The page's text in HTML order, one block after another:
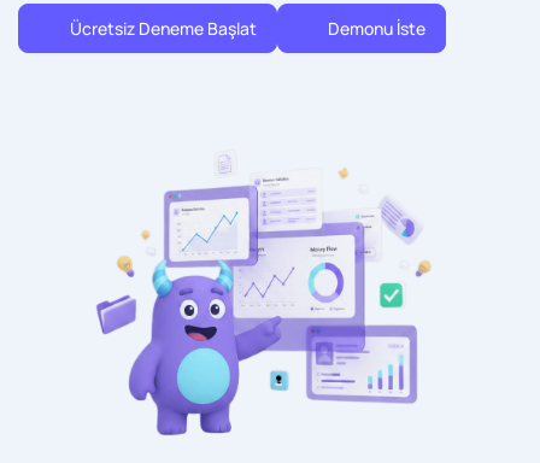
Ücretsiz Deneme Başlat Demonu İste